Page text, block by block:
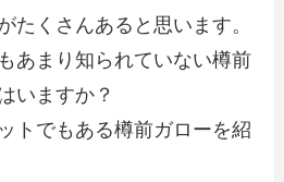
たくさんあると思います。
あまり知られていない樽前
いますか？
トでもある樽前ガローを紹